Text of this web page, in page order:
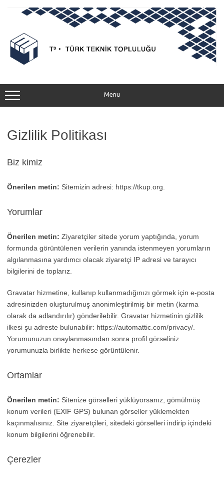
Menu
Gizlilik Politikası
Biz kimiz
Önerilen metin: Sitemizin adresi: https://tkup.org.
Yorumlar
Önerilen metin: Ziyaretçiler sitede yorum yaptığında, yorum
formunda görüntülenen verilerin yanında istenmeyen yorumların
algılanmasına yardımcı olacak ziyaretçi IP adresi ve tarayıcı
bilgilerini de toplarız.
Gravatar hizmetine, kullanıp kullanmadığınızı görmek için e-posta
adresinizden oluşturulmuş anonimleştirilmiş bir metin (karma
olarak da adlandırılır) gönderilebilir. Gravatar hizmetinin gizlilik
ilkesi şu adreste bulunabilir: https://automattic.com/privacy/.
Yorumunuzun onaylanmasından sonra profil görseliniz
yorumunuzla birlikte herkese görüntülenir.
Ortamlar
Önerilen metin: Sitenize görselleri yüklüyorsanız, gömülmüş
konum verileri (EXIF GPS) bulunan görseller yüklemekten
kaçınmalısınız. Site ziyaretçileri, sitedeki görselleri indirip içindeki
konum bilgilerini öğrenebilir.
Çerezler